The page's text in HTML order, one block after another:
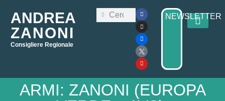
ANDREA
ZANONI
Consigliere Regionale
NEWSLETTER
ARMI: ZANONI (EUROPA